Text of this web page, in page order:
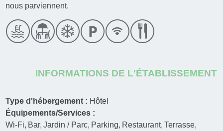
nous parviennent.
INFORMATIONS DE L'ÉTABLISSEMENT
Type d'hébergement : Hôtel
Équipements/Services :
Wi-Fi Bar Jardin / Parc Parking Restaurant Terrasse